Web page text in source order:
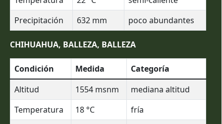
Precipitación
632 mm poco abundantes
CHIHUAHUA, BALLEZA, BALLEZA
Condición Medida
Categoría
Altitud
1554 msnm
mediana altitud
Temperatura
18 °C
fría